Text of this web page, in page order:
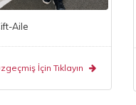
Aile
İçin Tıklayın